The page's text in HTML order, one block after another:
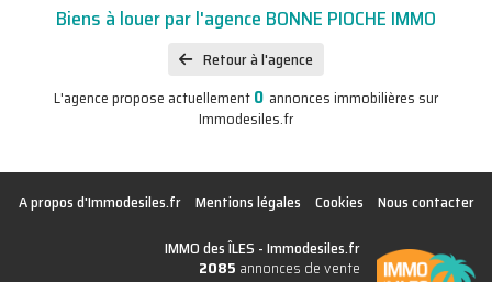
Biens à louer par l'agence BONNE PIOCHE IMMO
Retour à l'agence
L'agence propose actuellement0 annonces immobilières sur
Immodesiles.fr
A propos d'Immodesiles.fr Mentions légales Cookies
Nous contacter
IMMO des ÎLES -Immodesiles.fr
2085 annonces de vente